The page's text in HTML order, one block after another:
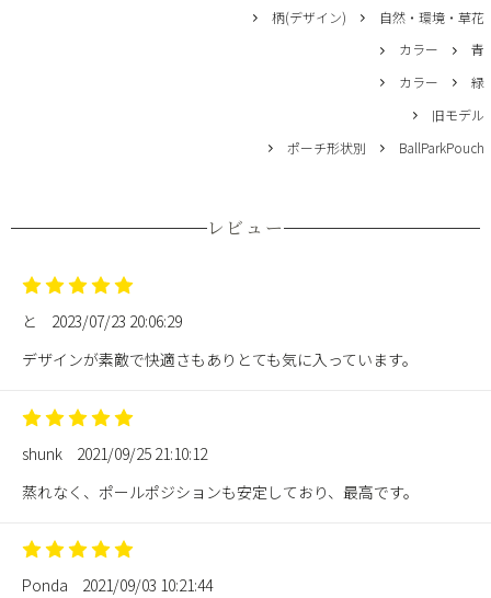
柄(デザイン)
自然・環境・草花
カラー
青
カラー
緑
旧モデル
ポーチ形状別
BallParkPouch
レビュー
と
2023/07/23 20:06:29
デザインが素敵で快適さもありとても気に入っています。
shunk
2021/09/25 21:10:12
蒸れなく、ポールポジションも安定しており、最高です。
Ponda
2021/09/03 10:21:44